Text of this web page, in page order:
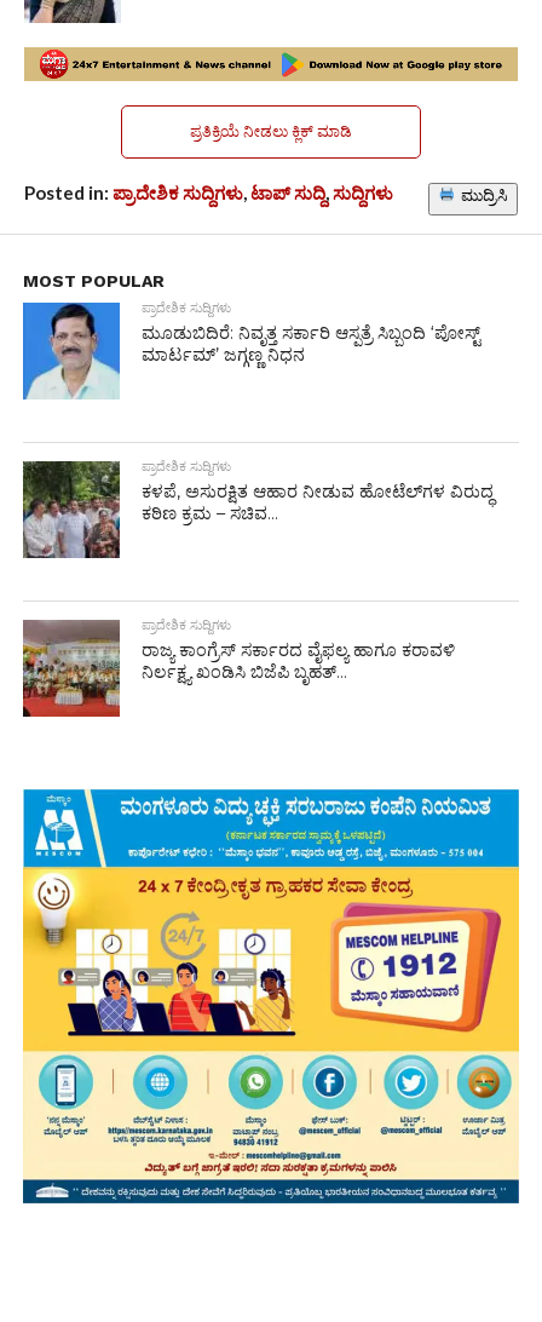
ಪ್ರತಿಕ್ರಿಯೆ ನೀಡಲು ಕ್ಲಿಕ್ ಮಾಡಿ
Posted in: ಪ್ರಾದೇಶಿಕ ಸುದ್ದಿಗಳು,ಟಾಪ್ ಸುದ್ದಿ,ಸುದ್ದಿಗಳು ಮುದ್ರಿಸಿ
MOST POPULAR
ಪ್ರಾದೇಶಿಕ ಸುದ್ದಿಗಳು
ಮೂಡುಬಿದಿರೆ: ನಿವೃತ್ತ ಸರ್ಕಾರಿ ಆಸ್ಪತ್ರೆ ಸಿಬ್ಬಂದಿ ‘ಪೋಸ್ಟ್
ಮಾರ್ಟಮ್’ ಜಗ್ಗಣ್ಣ ನಿಧನ
ಪ್ರಾದೇಶಿಕ ಸುದ್ದಿಗಳು
ಕಳಪೆ, ಅಸುರಕ್ಷಿತ ಆಹಾರ ನೀಡುವ ಹೋಟೆಲ್‌ಗಳ ವಿರುದ್ಧ
ಕಠಿಣ ಕ್ರಮ – ಸಚಿವ...
ಪ್ರಾದೇಶಿಕ ಸುದ್ದಿಗಳು
ರಾಜ್ಯ ಕಾಂಗ್ರೆಸ್ ಸರ್ಕಾರದ ವೈಫಲ್ಯ ಹಾಗೂ ಕರಾವಳಿ
ನಿರ್ಲಕ್ಷ್ಯ ಖಂಡಿಸಿ ಬಿಜೆಪಿ ಬೃಹತ್...